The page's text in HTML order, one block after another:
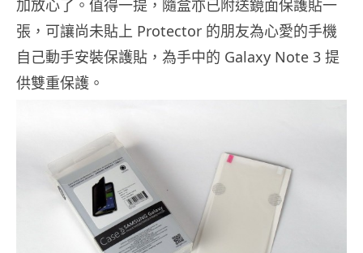
加放心了。值得一提，隨盒亦已附送鏡面保護貼一
張，可讓尚未貼上 Protector 的朋友為心愛的手機
自己動手安裝保護貼，為手中的 Galaxy Note 3 提
供雙重保護。